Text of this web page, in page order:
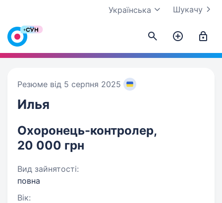
Шукачу
Українська
Резюме від 5 серпня 2025
Илья
Охоронець-контролер,
20 000 грн
Вид зайнятості:
повна
Вік: